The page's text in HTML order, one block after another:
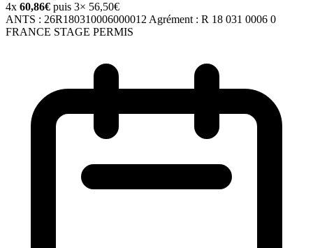
4x 60,86€ puis 3× 56,50€
ANTS : 26R180310006000012 Agrément : R 18 031 0006 0
FRANCE STAGE PERMIS